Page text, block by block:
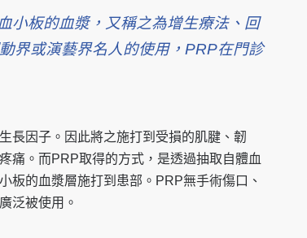
小板的血漿，又稱之為增生療法、回
界或演藝界名人 的使用，PRP在門診
長因子。 因此將之施打到受損的肌腱、韌
痛。而PRP取得的方式，是透過抽取自體血
板的血漿層施打到患部。PRP無手術傷口、
泛被使用。